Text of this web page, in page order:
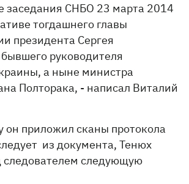
заседания СНБО 23 марта 2014
тогдашнего главы
президента Сергея
руководителя
а ныне министра
Полторака, - написал Виталий
он приложил сканы протокола
из документа, Тенюх
следователем следующую